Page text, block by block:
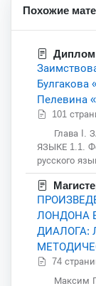
Похожие
Булгакова
Пелевина
101
Глава I.
ЯЗЫКЕ 1.1.
русского
ЛОНДОНА
ДИАЛОГА:
74
Максим